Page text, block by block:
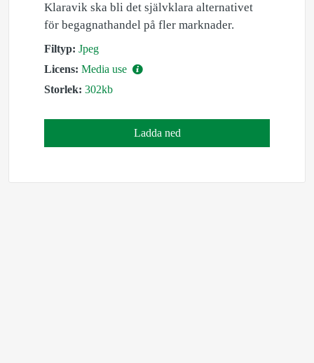
Klaravik ska bli det självklara alternativet
för begagnathandel på fler marknader.
Filtyp: Jpeg
Licens: Media use
Storlek: 302kb
Ladda ned